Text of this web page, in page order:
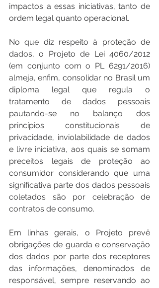
impactos a essas iniciativas, tanto de
ordem legal quanto operacional.
No que diz respeito à proteção de
dados, o Projeto de Lei 4060/2012
(em conjunto com o PL 6291/2016)
almeja, enfim, consolidar no Brasil um
diploma legal que regula o
tratamento de dados pessoais
pautando-se no balanço dos
princípios constitucionais de
privacidade, inviolabilidade de dados
e livre iniciativa, aos quais se somam
preceitos legais de proteção ao
consumidor considerando que uma
significativa parte dos dados pessoais
coletados são por celebração de
contratos de consumo.
Em linhas gerais, o Projeto prevê
obrigações de guarda e conservação
dos dados por parte dos receptores
das informações, denominados de
responsável, sempre reservando ao